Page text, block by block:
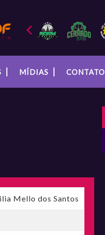
MÍDIAS CONTATO
Mello dos Santos